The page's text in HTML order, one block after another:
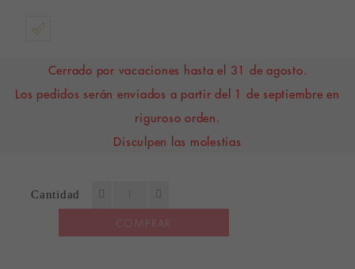
Cerrado por vacaciones hasta el 31 de agosto.
Los pedidos serán enviados a partir del 1 de septiembre en
riguroso orden.
Disculpen las molestias
Cantidad
COMPRAR